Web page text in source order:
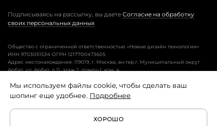
Подписываясь на рассылку, вы даете Согласие на обработку
своих персональных данных
Общество с ограниченной ответственностью «Новые дизайн технологии»
ИНН 9703051534 ОГРН 1217700473605
Адрес местонахождения: 119019, г. Москва, вн.тер.г. Муниципальный округ
Арбат, ул. Арбат, д.11, этаж 2, помещ.1, ком. 4.
Пользовательское соглашение
Политика конфиденциальности
Мы используем файлы cookie, чтобы сделать ваш
шопинг еще удобнее. Подробнее
ХОРОШО